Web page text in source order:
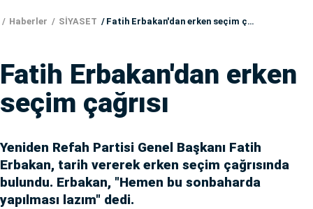
Haberler SİYASET Fatih Erbakan'dan erken seçim çağrısı
Fatih Erbakan'dan erken
seçim çağrısı
Yeniden Refah Partisi Genel Başkanı Fatih
Erbakan, tarih vererek erken seçim çağrısında
bulundu. Erbakan, "Hemen bu sonbaharda
yapılması lazım" dedi.